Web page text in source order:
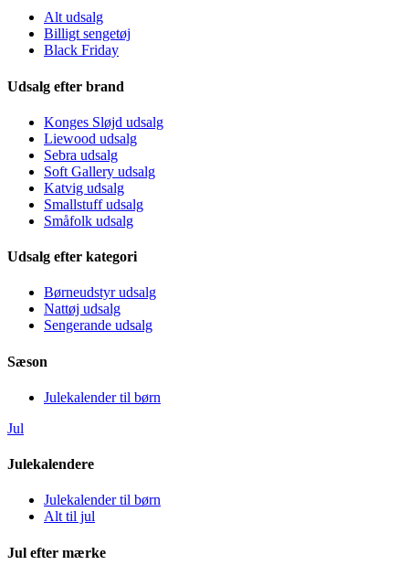
Alt udsalg
Billigt sengetøj
Black Friday
Udsalg efter brand
Konges Sløjd udsalg
Liewood udsalg
Sebra udsalg
Soft Gallery udsalg
Katvig udsalg
Smallstuff udsalg
Småfolk udsalg
Udsalg efter kategori
Børneudstyr udsalg
Nattøj udsalg
Sengerande udsalg
Sæson
Julekalender til børn
Jul
Julekalendere
Julekalender til børn
Alt til jul
Jul efter mærke